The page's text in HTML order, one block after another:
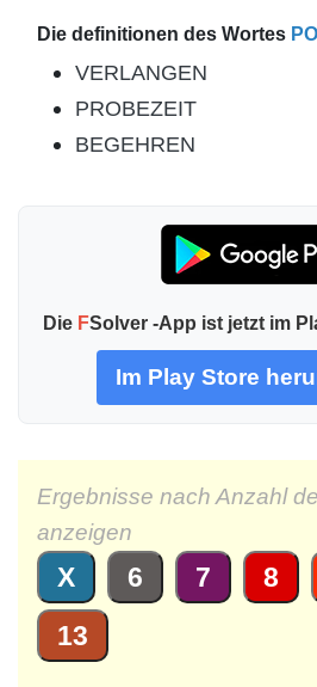
Die definitionen des Wortes
VERLANGEN
PROBEZEIT
BEGEHREN
Die FSolver -App ist jetzt im
Im Play Store
Ergebnisse nach Anzahl
anzeigen
X 6 7 8
13